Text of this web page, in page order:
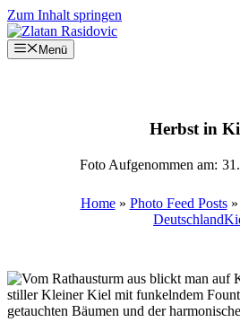
Zum Inhalt springen
Menü
Herbst in
Foto Aufgenommen am:
Home » Photo Feed Posts »
Deutschland